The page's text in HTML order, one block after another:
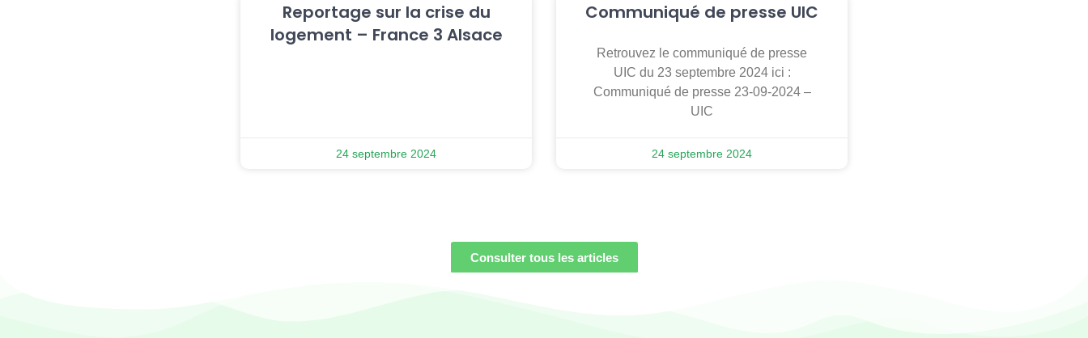
Reportage sur la crise du
logement – France 3 Alsace
24 septembre 2024
Communiqué de presse UIC
Retrouvez le communiqué de presse
UIC du 23 septembre 2024 ici :
Communiqué de presse 23-09-2024 –
UIC
24 septembre 2024
Consulter tous les articles